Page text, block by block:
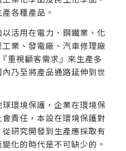
各種產品。
活用在電力、鋼鐵業、化
業、發電廠、汽車修理廠
重視顧客需求』來生產多
乃至將產品通路延伸到世
環境保護，企業在環境保
責任，本設在環境保護對
研究開發到生產應採取有
化的時代是不可缺少的。